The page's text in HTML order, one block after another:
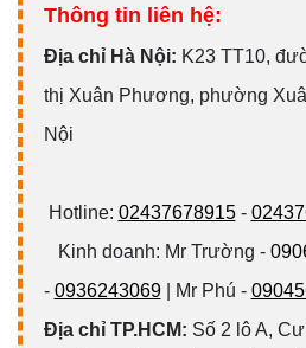
Thông tin liên hệ:
Địa chỉ Hà Nội: K23 TT10,
thị Xuân Phương, phường
Nội
Hotline: 02437678915-
Kinh doanh: Mr Trường -
- 0936243069| Mr Phú -
Địa chỉ TP.HCM: Số 2 lô A,